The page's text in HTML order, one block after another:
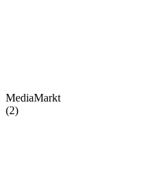
MediaMarkt
(2)